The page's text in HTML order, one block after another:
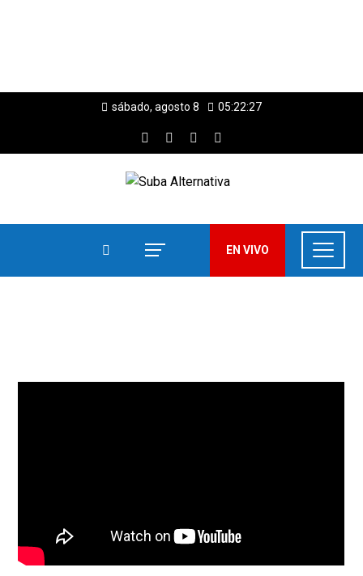
sábado, agosto 8 05:22:28
EN VIVO